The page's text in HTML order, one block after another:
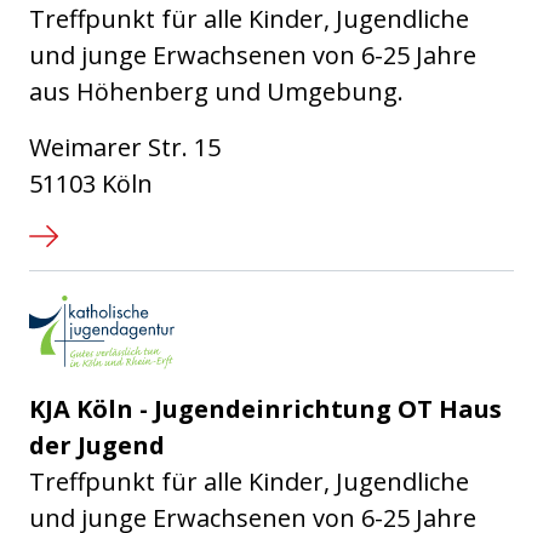
Treffpunkt für alle Kinder, Jugendliche
und junge Erwachsenen von 6-25 Jahre
aus Höhenberg und Umgebung.
Weimarer Str. 15
51103 Köln
KJA Köln - Jugendeinrichtung OT Haus
der Jugend
Treffpunkt für alle Kinder, Jugendliche
und junge Erwachsenen von 6-25 Jahre